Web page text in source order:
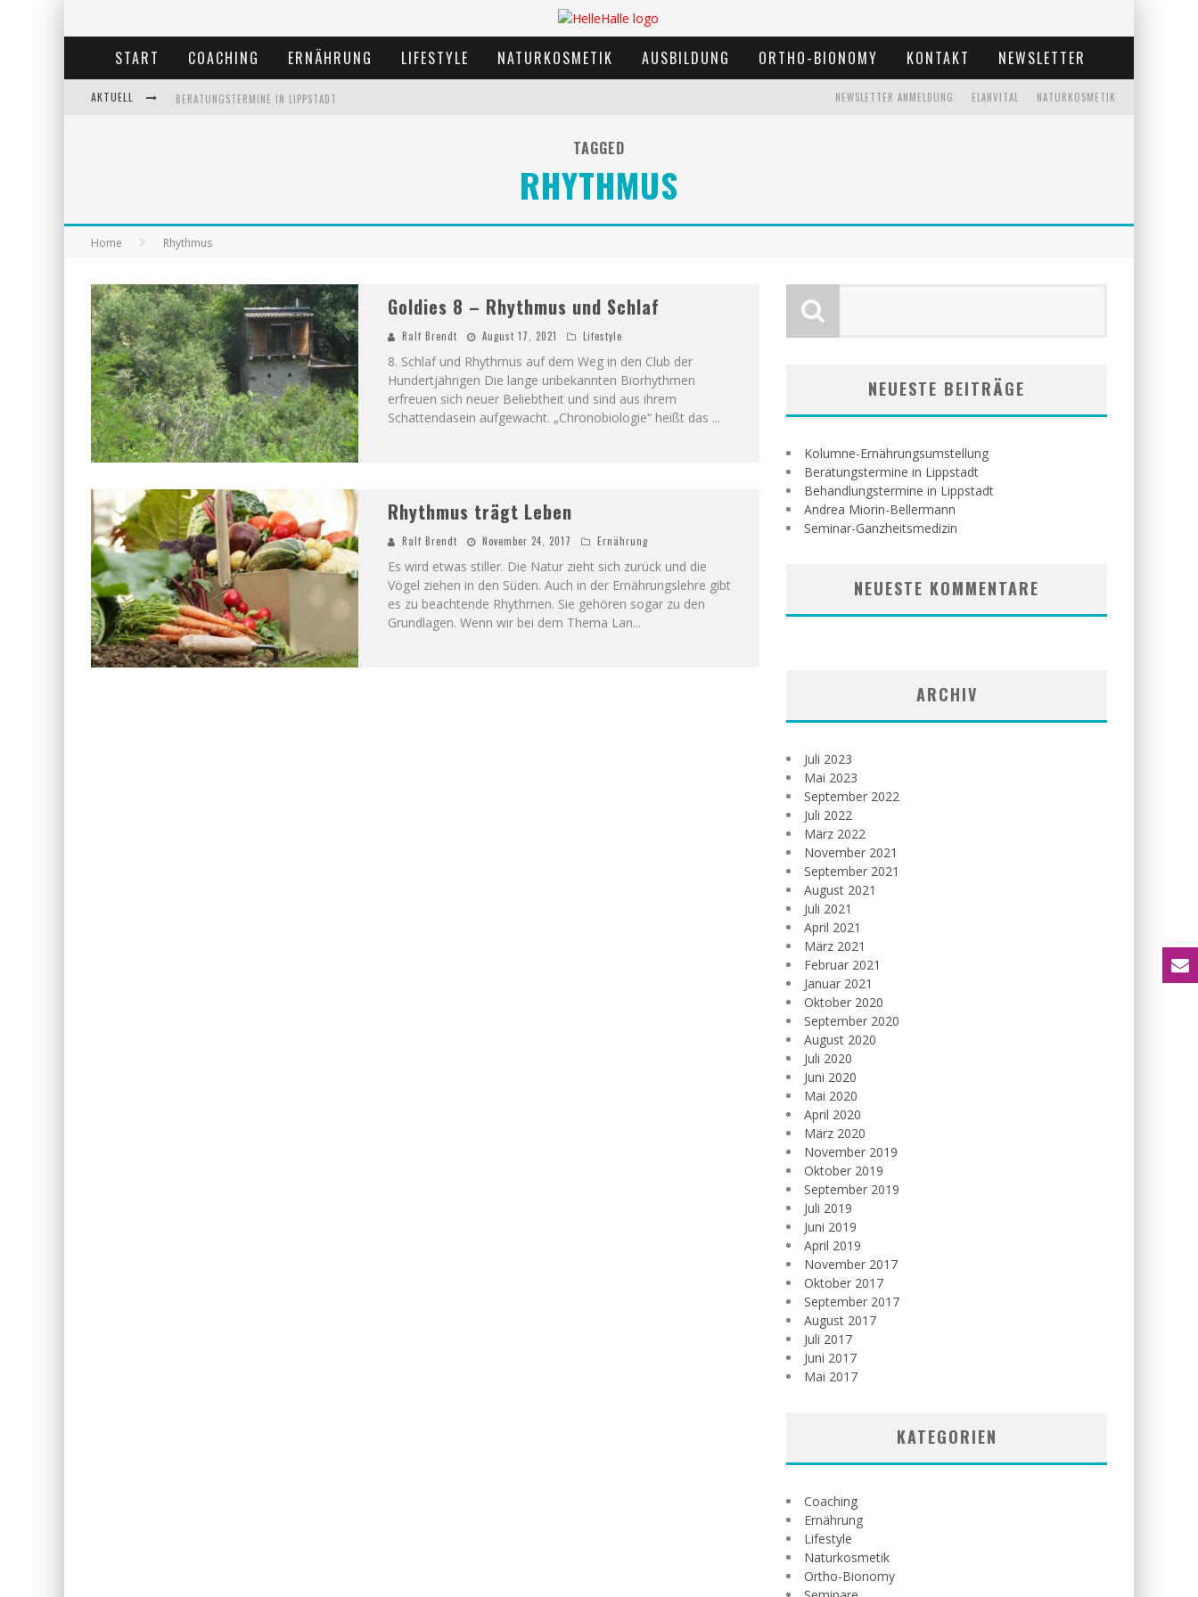
START COACHING ERNÄHRUNG LIFESTYLE NATURKOSMETIK AUSBILDUNG ORTHO-BIONOMY KONTAKT NEWSLETTER
AKTUELL BERATUNGSTERMINE IN LIPPSTADT NATURKOSMETIK
ELANVITAL
NEWSLETTER ANMELDUNG
TAGGED
RHYTHMUS
Home Rhythmus
Goldies 8 – Rhythmus und Schlaf
Ralf Brendt August 17, 2021 Lifestyle
8. Schlaf und Rhythmus auf dem Weg in den Club der
Hundertjährigen Die lange unbekannten Biorhythmen
erfreuen sich neuer Beliebtheit und sind aus ihrem
Schattendasein aufgewacht. „Chronobiologie“ heißt das ...
Rhythmus trägt Leben
Ralf Brendt November 24, 2017 Ernährung
Es wird etwas stiller. Die Natur zieht sich zurück und die
Vögel ziehen in den Süden. Auch in der Ernährungslehre gibt
es zu beachtende Rhythmen. Sie gehören sogar zu den
Grundlagen. Wenn wir bei dem Thema Lan...
NEUESTE BEITRÄGE
Kolumne-Ernährungsumstellung
Beratungstermine in Lippstadt
Behandlungstermine in Lippstadt
Andrea Miorin-Bellermann
Seminar-Ganzheitsmedizin
NEUESTE KOMMENTARE
ARCHIV
Juli 2023
Mai 2023
September 2022
Juli 2022
März 2022
November 2021
September 2021
August 2021
Juli 2021
April 2021
März 2021
Februar 2021
Januar 2021
Oktober 2020
September 2020
August 2020
Juli 2020
Juni 2020
Mai 2020
April 2020
März 2020
November 2019
Oktober 2019
September 2019
Juli 2019
Juni 2019
April 2019
November 2017
Oktober 2017
September 2017
August 2017
Juli 2017
Juni 2017
Mai 2017
KATEGORIEN
Coaching
Ernährung
Lifestyle
Naturkosmetik
Ortho-Bionomy